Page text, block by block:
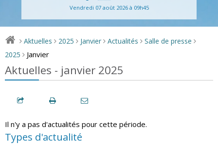
Vendredi 07 août 2026 à 09h45
> Aktuelles > 2025 > Janvier > Actualités > Salle de presse >
2025 > Janvier
Aktuelles - janvier 2025
Il n'y a pas d'actualités pour cette période.
Types d'actualité